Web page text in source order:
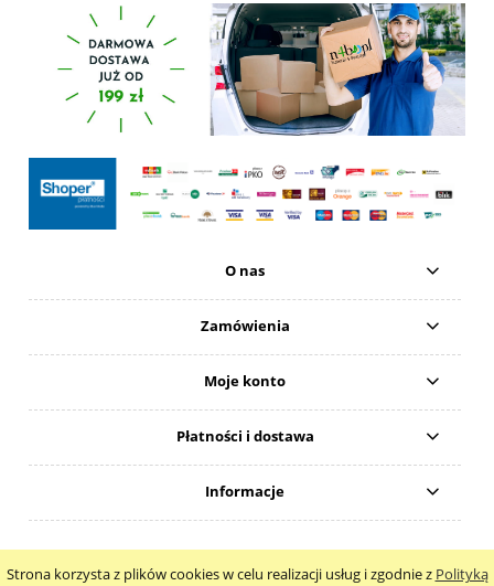
Strona korzysta z plików cookies w celu realizacji usług i zgodnie z Polityką
O nas
Zamówienia
Moje konto
Płatności i dostawa
Informacje